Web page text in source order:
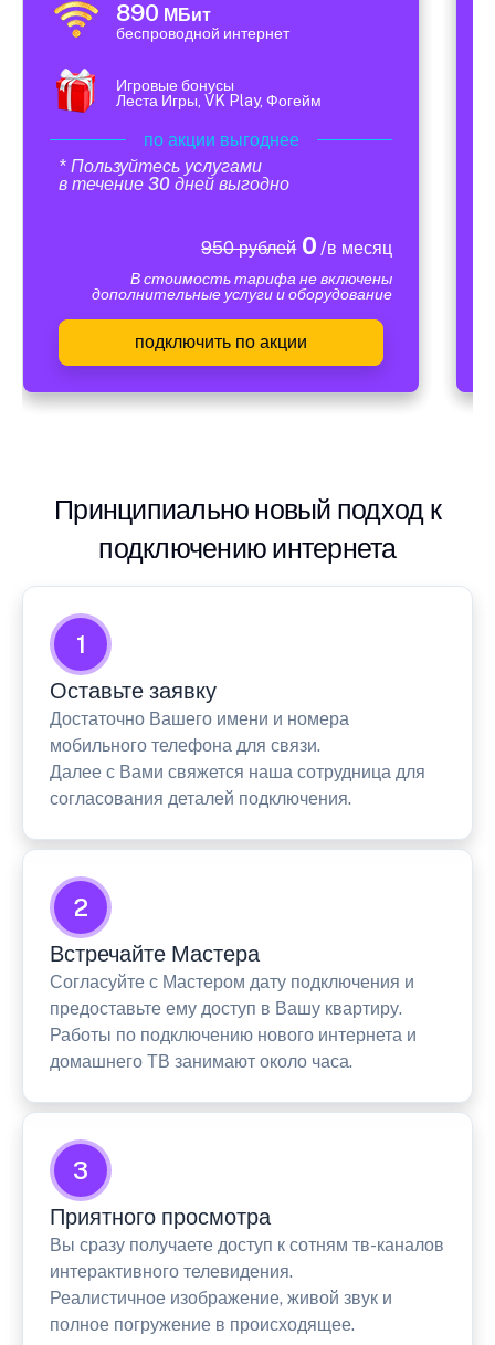
890 МБит
беспроводной интернет
Игровые бонусы
Леста Игры, VK Play, Фогейм
по акции выгоднее
* Пользуйтесь услугами
в течение 30 дней выгодно
950 рублей0 /в месяц
В стоимость тарифа не включены
дополнительные услуги и оборудование
подключить по акции
Принципиально новый подход к
подключению интернета
1
Оставьте заявку
Достаточно Вашего имени и номера
мобильного телефона для связи.
Далее с Вами свяжется наша сотрудница для
согласования деталей подключения.
2
Встречайте Мастера
Согласуйте с Мастером дату подключения и
предоставьте ему доступ в Вашу квартиру.
Работы по подключению нового интернета и
домашнего ТВ занимают около часа.
3
Приятного просмотра
Вы сразу получаете доступ к сотням тв-каналов
интерактивного телевидения.
Реалистичное изображение, живой звук и
полное погружение в происходящее.